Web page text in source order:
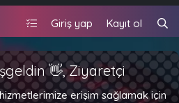
Giriş yap Kayıt ol
👋, Ziyaretçi
erişim sağlamak için